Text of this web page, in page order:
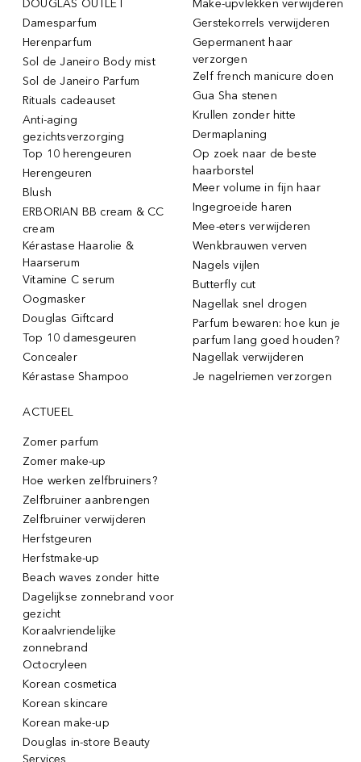
DOUGLAS OUTLET
Damesparfum
Herenparfum
Sol de Janeiro Body mist
Sol de Janeiro Parfum
Rituals cadeauset
Anti-aging
gezichtsverzorging
Top 10 herengeuren
Herengeuren
Blush
ERBORIAN BB cream & CC
cream
Kérastase Haarolie &
Haarserum
Vitamine C serum
Oogmasker
Douglas Giftcard
Top 10 damesgeuren
Concealer
Kérastase Shampoo
Make-upvlekken verwijderen
Gerstekorrels verwijderen
Gepermanent haar
verzorgen
Zelf french manicure doen
Gua Sha stenen
Krullen zonder hitte
Dermaplaning
Op zoek naar de beste
haarborstel
Meer volume in fijn haar
Ingegroeide haren
Mee-eters verwijderen
Wenkbrauwen verven
Nagels vijlen
Butterfly cut
Nagellak snel drogen
Parfum bewaren: hoe kun je
parfum lang goed houden?
Nagellak verwijderen
Je nagelriemen verzorgen
ACTUEEL
Zomer parfum
Zomer make-up
Hoe werken zelfbruiners?
Zelfbruiner aanbrengen
Zelfbruiner verwijderen
Herfstgeuren
Herfstmake-up
Beach waves zonder hitte
Dagelijkse zonnebrand voor
gezicht
Koraalvriendelijke
zonnebrand
Octocryleen
Korean cosmetica
Korean skincare
Korean make-up
Douglas in-store Beauty
Services